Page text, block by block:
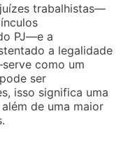
trabalhistas—
PJ—e a
a legalidade
como um
ser
isso significa uma
de uma maior